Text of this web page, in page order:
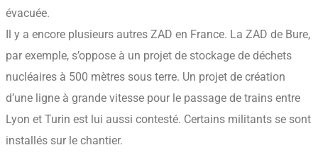
évacuée.
Il y a encore plusieurs autres ZAD en France. La ZAD de Bure,
par exemple, s’oppose à un projet de stockage de déchets
nucléaires à 500 mètres sous terre. Un projet de création
d’une ligne à grande vitesse pour le passage de trains entre
Lyon et Turin est lui aussi contesté. Certains militants se sont
installés sur le chantier.